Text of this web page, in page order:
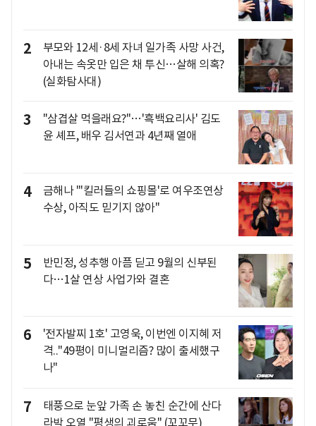
2
부모와 12세·8세 자녀 일가족 사망 사건,
아내는 속옷만 입은 채 투신…살해 의혹?
(실화탐사대)
3
"삼겹살 먹을래요?"…'흑백요리사' 김도
윤 셰프, 배우 김서연과 4년째 열애
4
금해나 "'킬러들의 쇼핑몰'로 여우조연상
수상, 아직도 믿기지 않아"
5
반민정, 성추행 아픔 딛고 9월의 신부된
다…1살 연상 사업가와 결혼
6
'전자발찌 1호' 고영욱, 이번엔 이지혜 저
격.."49평이 미니멀리즘? 많이 출세했구
나"
7
태풍으로 눈앞 가족 손 놓친 순간에 산다
라박 오열 "평생의 괴로움" (꼬꼬무)